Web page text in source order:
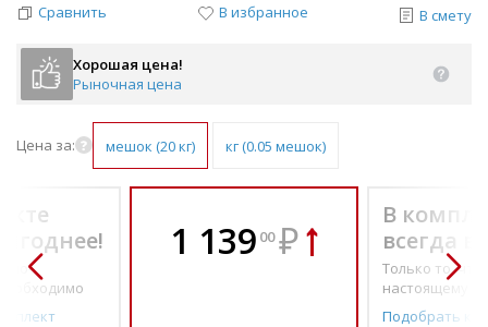
Сравнить В избранное В смету
Хорошая цена!
Рыночная цена
Цена за: мешок (20 кг) кг (0.05 мешок)
по-
1 139 00 ₽
В
всегда
Только то, что
настоящему
Подобрать